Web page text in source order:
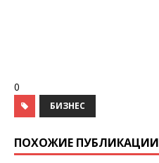
0
БИЗНЕС
ПОХОЖИЕ ПУБЛИКАЦИИ